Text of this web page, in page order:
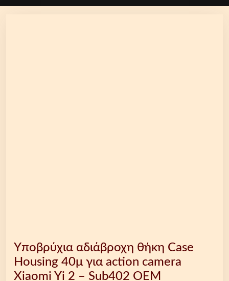
Yποβρύχια αδιάβροχη θήκη Case
Housing 40μ για action camera
Xiaomi Yi 2 – Sub402 OEM